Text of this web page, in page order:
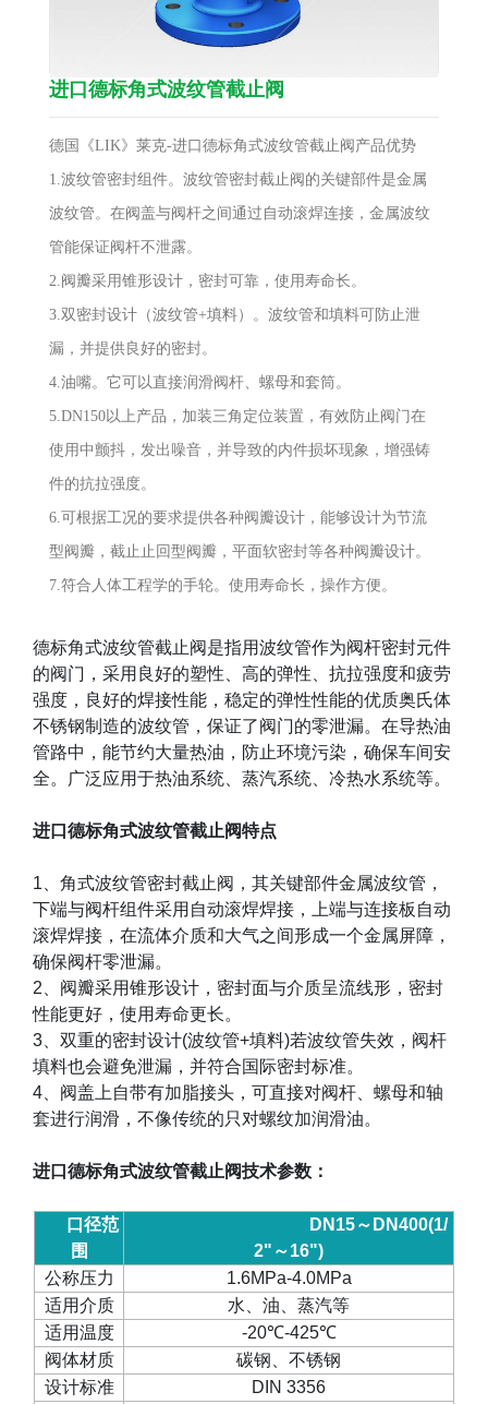
进口德标角式波纹管截止阀
德国《LIK》莱克-进口德标角式波纹管截止阀产品优势
1.波纹管密封组件。波纹管密封截止阀的关键部件是金属
波纹管。在阀盖与阀杆之间通过自动滚焊连接，金属波纹
管能保证阀杆不泄露。
2.阀瓣采用锥形设计，密封可靠，使用寿命长。
3.双密封设计（波纹管+填料）。波纹管和填料可防止泄
漏，并提供良好的密封。
4.油嘴。它可以直接润滑阀杆、螺母和套筒。
5.DN150以上产品，加装三角定位装置，有效防止阀门在
使用中颤抖，发出噪音，并导致的内件损坏现象，增强铸
件的抗拉强度。
6.可根据工况的要求提供各种阀瓣设计，能够设计为节流
型阀瓣，截止止回型阀瓣，平面软密封等各种阀瓣设计。
7.符合人体工程学的手轮。使用寿命长，操作方便。
德标角式波纹管截止阀是指用波纹管作为阀杆密封元件
的阀门，采用良好的塑性、高的弹性、抗拉强度和疲劳
强度，良好的焊接性能，稳定的弹性性能的优质奥氏体
不锈钢制造的波纹管，保证了阀门的零泄漏。在导热油
管路中，能节约大量热油，防止环境污染，确保车间安
全。广泛应用于热油系统、蒸汽系统、冷热水系统等。
进口德标角式波纹管截止阀特点
1 、角式波纹管密封截止阀，其关键部件金属波纹管，
下端与阀杆组件采用自动滚焊焊接，上端与连接板自动
滚焊焊接，在流体介质和大气之间形成一个金属屏障，
确保阀杆零泄漏。
2 、阀瓣采用锥形设计，密封面与介质呈流线形，密封
性能更好，使用寿命更长。
3 、双重的密封设计(波纹管+填料)若波纹管失效，阀杆
填料也会避免泄漏，并符合国际密封标准。
4 、阀盖上自带有加脂接头，可直接对阀杆、螺母和轴
套进行润滑，不像传统的只对螺纹加润滑油。
进口德标角式波纹管截止阀技术参数 ：
口径范
围
DN15～ DN400(1/
2" ～16")
公称压力
1.6MPa-4.0MPa
适用介质
水、油、蒸汽等
适用温度
-20℃-425℃
阀体材质
碳钢、不锈钢
设计标准
DIN 3356